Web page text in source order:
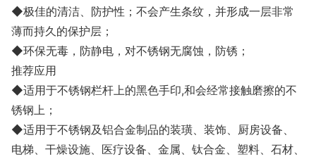
◆极佳的清洁、防护性；不会产生条纹，并形成一层非常
薄而持久的保护层；
◆环保无毒，防静电，对不锈钢无腐蚀，防锈；
推荐应用
◆适用于不锈钢栏杆上的黑色手印,和会经常接触磨擦的不
锈钢上；
◆适用于不锈钢及铝合金制品的装璜、装饰、厨房设备、
电梯、干燥设施、医疗设备、金属、钛合金、塑料、石材、